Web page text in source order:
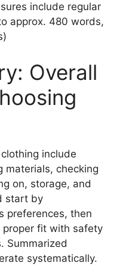
include regular
approx. 480 words,
Overall
include
materials, checking
on, storage, and
start by
preferences, then
proper fit with safety
Summarized
systematically.